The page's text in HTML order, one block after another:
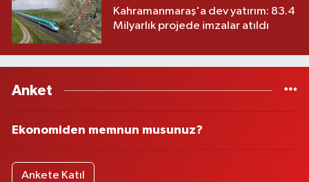
Kahramanmaraş'a dev yatırım: 83.4
Milyarlık projede imzalar atıldı
Anket
Ekonomiden memnun musunuz?
Ankete Katıl